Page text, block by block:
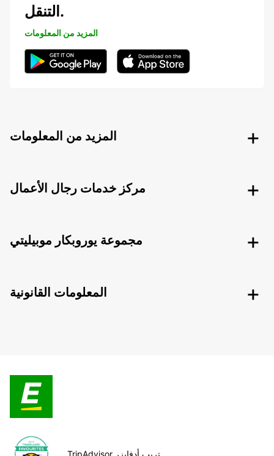
التنقل.
المزيد من المعلومات
المزيد من المعلومات
مركز خدمات رجال الأعمال
مجموعة يوروبكار موبيليتي
المعلومات القانونية
TripAdvisor تريب أدفايزر